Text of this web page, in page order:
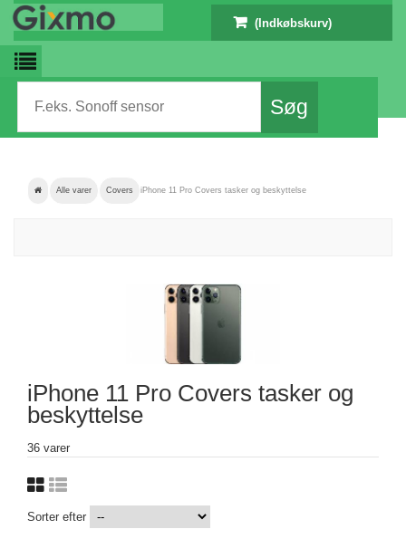
(Indkøbskurv)
Alle varer Covers iPhone 11 Pro Covers tasker og beskyttelse
iPhone 11 Pro Covers tasker og
beskyttelse
36 varer
Sorter efter